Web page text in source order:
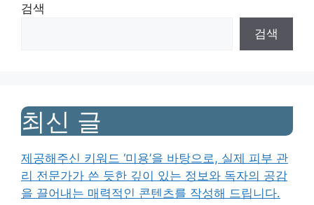
검색
검색
최신 글
제공해주신 키워드 ‘미용’을 바탕으로, 실제 피부 관
리 전문가가 쓴 듯한 깊이 있는 정보와 독자의 공감
을 끌어내는 매력적인 콘텐츠를 작성해 드립니다.